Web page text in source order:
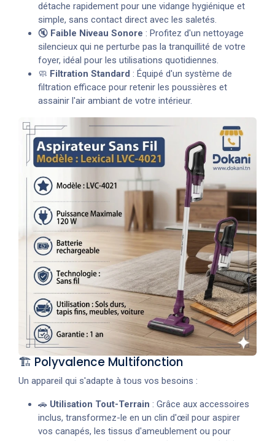
détache rapidement pour une vidange hygiénique et
simple, sans contact direct avec les saletés.
🔇 Faible Niveau Sonore : Profitez d'un nettoyage
silencieux qui ne perturbe pas la tranquillité de votre
foyer, idéal pour les utilisations quotidiennes.
🧼 Filtration Standard : Équipé d'un système de
filtration efficace pour retenir les poussières et
assainir l'air ambiant de votre intérieur.
🏗️ Polyvalence Multifonction
Un appareil qui s'adapte à tous vos besoins :
🚗 Utilisation Tout-Terrain : Grâce aux accessoires
inclus, transformez-le en un clin d'œil pour aspirer
vos canapés, les tissus d'ameublement ou pour